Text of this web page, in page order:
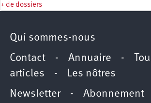
+ de dossiers
Qui sommes-nous
Contact - Annuaire -
articles - Les nôtres
Newsletter- Abonnement